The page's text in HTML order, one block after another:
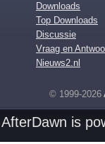
Downloads
Top Downloads
Discussie
Vraag en
Nieuws2.nl
© 1999-2026
AfterDawn is